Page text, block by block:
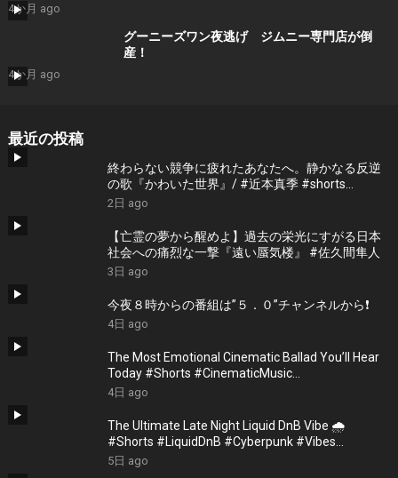
4か月 ago
グーニーズワン夜逃げ ジムニー専門店が倒
産！
4か月 ago
最近の投稿
終わらない競争に疲れたあなたへ。静かなる反逆
の歌『かわいた世界』/ #近本真季 #shorts
#music
2日 ago
【亡霊の夢から醒めよ】過去の栄光にすがる日本
社会への痛烈な一撃『遠い蜃気楼』 #佐久間隼人
3日 ago
今夜８時からの番組は”５．０”チャンネルから❗️
4日 ago
The Most Emotional Cinematic Ballad You’ll Hear
Today #Shorts #CinematicMusic
#EmotionalVibes #Piano
4日 ago
The Ultimate Late Night Liquid DnB Vibe 🌧️
#Shorts #LiquidDnB #Cyberpunk #Vibes
#ElectronicMusic
5日 ago